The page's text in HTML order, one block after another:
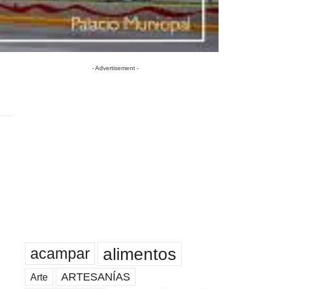
- Advertisement -
acampar alimentos
Arte ARTESANÍAS